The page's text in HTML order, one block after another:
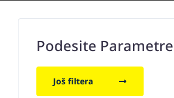
Podesite Parametre
Još filtera